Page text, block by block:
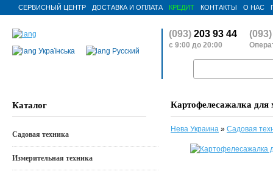
СЕРВИСНЫЙ ЦЕНТР ДОСТАВКА И ОПЛАТА КРЕДИТ КОНТАКТЫ О НАС
Українська Русский
(093) 203 93 44 (093)
с 9:00 до 20:00
Картофелесажалка для
Нева Украина » Садовая
Каталог
Садовая техника
Измерительная техника